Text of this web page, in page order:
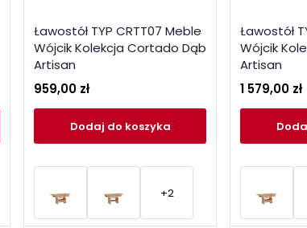
Ławostół TYP CRTT07 Meble
Wójcik Kolekcja Cortado Dąb
Artisan
959,00 zł
Dodaj do koszyka
+2
Ławostół
Wójcik
Artisan
1 579,00 zł